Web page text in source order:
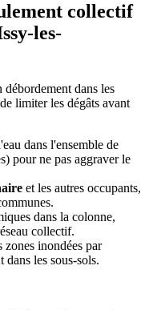
collectif
les-
dans les
limiter les dégâts avant
dans l'ensemble de
pour ne pas aggraver le
et les autres occupants,
dans la colonne,
collectif.
inondées par
dans les sous-sols.